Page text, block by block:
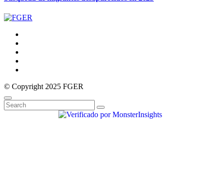
© Copyright 2025 FGER